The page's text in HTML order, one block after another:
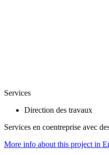
Services
Direction des travaux
Services en coentreprise avec
More info about this project in